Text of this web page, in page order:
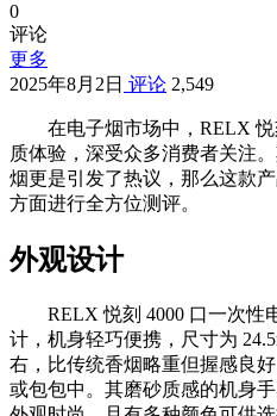
0
评论
更多
2025年8月2日 评论 2,549
在电子烟市场中，RELX
质体验，深受众多消费者关注
烟更是引发了热议，那么这款
方面进行全方位测评。
外观设计
RELX 悦刻 4000 口一次性
计，机身轻巧便携，尺寸为
右，比传统香烟略重但握感良
或包包中。其磨砂质感的机身